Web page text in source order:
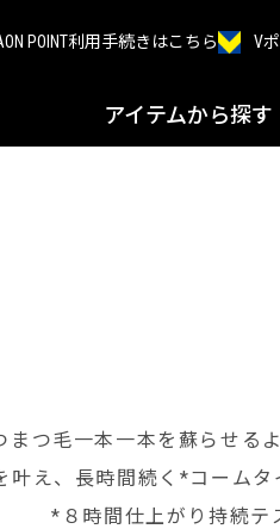
POINT利用手続きはこちら V
アイテムから探す
まつ毛一本一本を蘇らせる
叶え、長時間続く*コーム
*８時間仕上がり持続テ